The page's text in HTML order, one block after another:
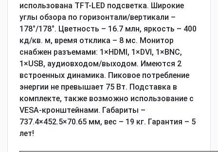
использована TFT-LED подсветка. Широкие
углы обзора по горизонтали/вертикали –
178°/178°. Цветность – 16.7 млн, яркость – 400
кд/кв. м, время отклика – 8 мс. Монитор
снабжен разъемами: 1×HDMI, 1×DVI, 1×BNC,
1×USB, аудиовходом/выходом. Имеются 2
встроенных динамика. Пиковое потребление
энергии не превышает 75 Вт. Подставка в
комплекте, также возможно использование с
VESA-кронштейнами. Габариты –
737.4×452.5×70.65 мм, вес – 19 кг. Гарантия – 5
лет!